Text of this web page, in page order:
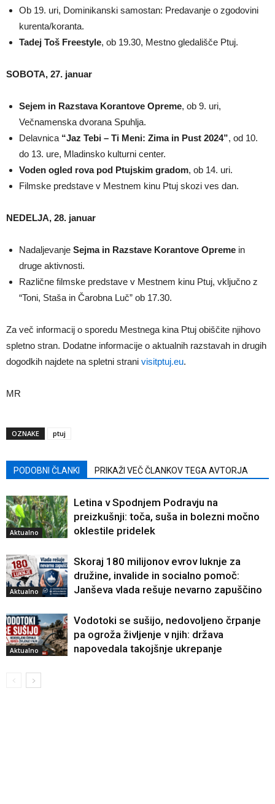
Ob 19. uri, Dominikanski samostan: Predavanje o zgodovini
kurenta/koranta.
Tadej Toš Freestyle, ob 19.30, Mestno gledališče Ptuj.
SOBOTA, 27. januar
Sejem in Razstava Korantove Opreme, ob 9. uri,
Večnamenska dvorana Spuhlja.
Delavnica “Jaz Tebi – Ti Meni: Zima in Pust 2024”, od 10.
do 13. ure, Mladinsko kulturni center.
Voden ogled rova pod Ptujskim gradom, ob 14. uri.
Filmske predstave v Mestnem kinu Ptuj skozi ves dan.
NEDELJA, 28. januar
Nadaljevanje Sejma in Razstave Korantove Opreme in
druge aktivnosti.
Različne filmske predstave v Mestnem kinu Ptuj, vključno z
“Toni, Staša in Čarobna Luč” ob 17.30.
Za več informacij o sporedu Mestnega kina Ptuj obiščite njihovo
spletno stran. Dodatne informacije o aktualnih razstavah in drugih
dogodkih najdete na spletni strani visitptuj.eu.
MR
OZNAKE ptuj
PODOBNI ČLANKI PRIKAŽI VEČ ČLANKOV TEGA AVTORJA
Aktualno
Letina v Spodnjem Podravju na
preizkušnji: toča, suša in bolezni močno
oklestile pridelek
Aktualno
Skoraj 180 milijonov evrov luknje za
družine, invalide in socialno pomoč:
Janševa vlada rešuje nevarno zapuščino
Aktualno
Vodotoki se sušijo, nedovoljeno črpanje
pa ogroža življenje v njih: država
napovedala takojšnje ukrepanje